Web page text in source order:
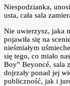
Niespodzianka,
usta, cała sala
Nie uwierzysz, jaka
pojawiła się na
nieśmiałym
się tego, co miało
Boy” Beyoncé, sala
dojrzały ponad jej
publiczność, jak i